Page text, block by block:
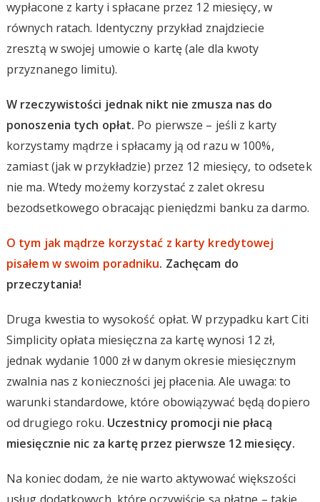
wypłacone z karty i spłacane przez 12 miesięcy, w
równych ratach. Identyczny przykład znajdziecie
zresztą w swojej umowie o kartę (ale dla kwoty
przyznanego limitu).
W rzeczywistości jednak nikt nie zmusza nas do
ponoszenia tych opłat. Po pierwsze – jeśli z karty
korzystamy mądrze i spłacamy ją od razu w 100%,
zamiast (jak w przykładzie) przez 12 miesięcy, to odsetek
nie ma. Wtedy możemy korzystać z zalet okresu
bezodsetkowego obracając pieniędzmi banku za darmo.
O tym jak mądrze korzystać z karty kredytowej
pisałem w swoim poradniku. Zachęcam do
przeczytania!
Druga kwestia to wysokość opłat. W przypadku kart Citi
Simplicity opłata miesięczna za kartę wynosi 12 zł,
jednak wydanie 1000 zł w danym okresie miesięcznym
zwalnia nas z konieczności jej płacenia. Ale uwaga: to
warunki standardowe, które obowiązywać będą dopiero
od drugiego roku. Uczestnicy promocji nie płacą
miesięcznie nic za kartę przez pierwsze 12 miesięcy.
Na koniec dodam, że nie warto aktywować większości